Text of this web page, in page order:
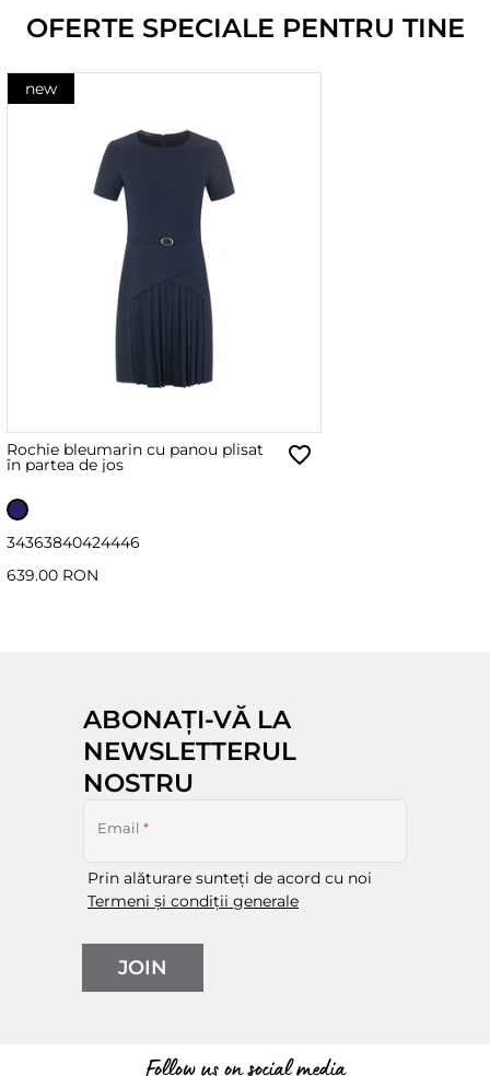
OFERTE SPECIALE PENTRU TINE
new
Rochie bleumarin cu panou plisat
în partea de jos
34363840424446
639.00 RON
ABONAȚI-VĂ LA
NEWSLETTERUL
NOSTRU
Email *
Prin alăturare sunteți de acord cu noi
Termeni și condiții generale
JOIN
Follow us on social media